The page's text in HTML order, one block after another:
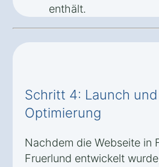
enthält.
Schritt 4: Launch und
Optimierung
Nachdem die Webseite in
Fruerlund entwickelt